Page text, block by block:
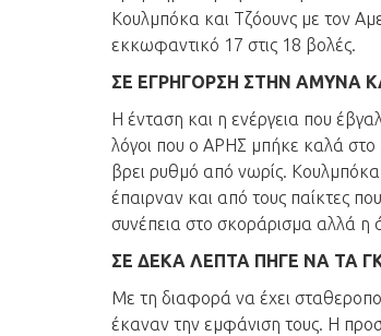
Κουλμπόκα και Τζόουνς με τον
εκκωφαντικό 17 στις 18 βολές.
ΣΕ ΕΓΡΗΓΟΡΣΗ ΣΤΗΝ ΑΜΥΝΑ
Η ένταση και η ενέργεια που
λόγοι που ο ΑΡΗΣ μπήκε καλά στο
βρει ρυθμό από νωρίς. Κουλμπόκα
έπαιρναν και από τους παίκτες
συνέπεια στο σκοράρισμα αλλά η
ΣΕ ΔΕΚΑ ΛΕΠΤΑ ΠΗΓΕ ΝΑ ΤΑ
Με τη διαφορά να έχει
έκαναν την εμφάνιση τους. Η